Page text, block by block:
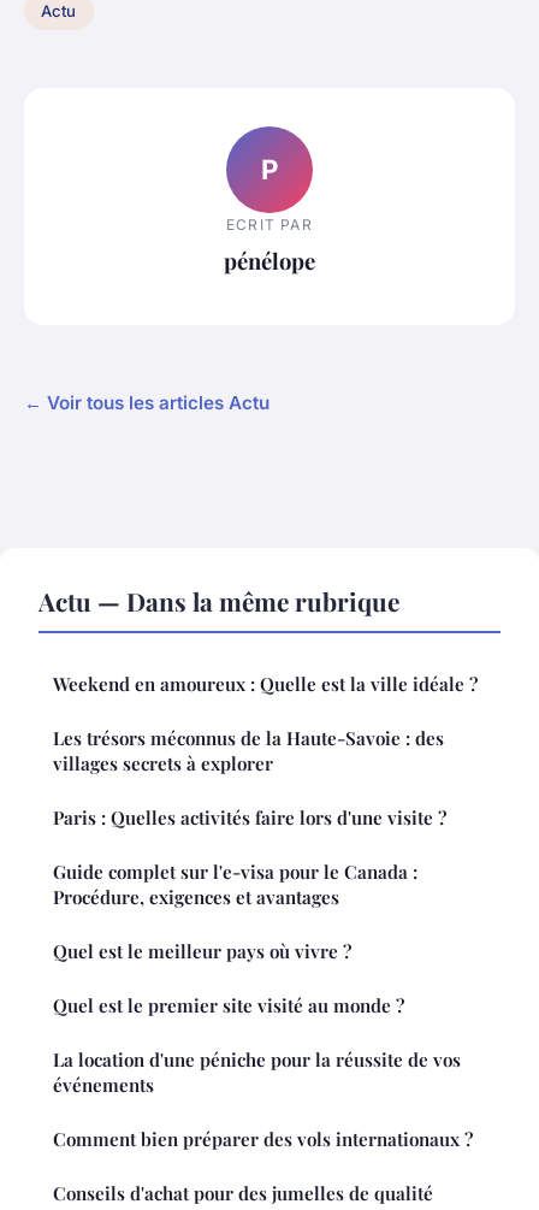
Actu
P
ECRIT PAR
pénélope
← Voir tous les articles Actu
Actu — Dans la même rubrique
Weekend en amoureux : Quelle est la ville idéale ?
Les trésors méconnus de la Haute-Savoie : des
villages secrets à explorer
Paris : Quelles activités faire lors d'une visite ?
Guide complet sur l'e-visa pour le Canada :
Procédure, exigences et avantages
Quel est le meilleur pays où vivre ?
Quel est le premier site visité au monde ?
La location d'une péniche pour la réussite de vos
événements
Comment bien préparer des vols internationaux ?
Conseils d'achat pour des jumelles de qualité